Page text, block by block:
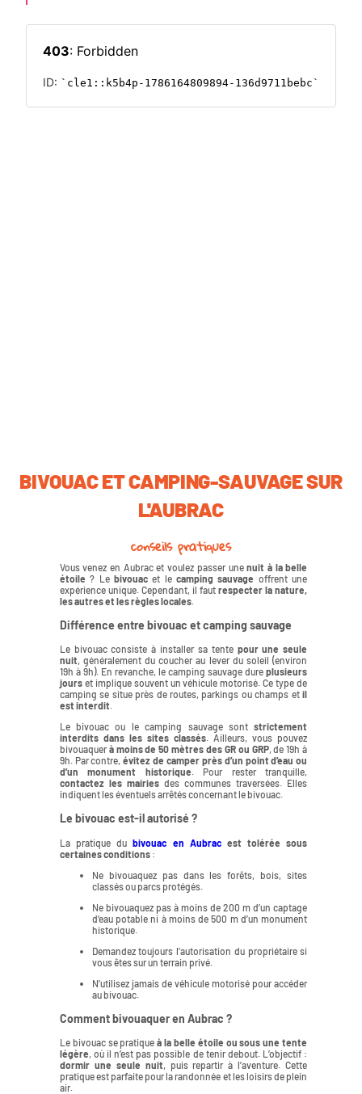
BIVOUAC ET CAMPING-SAUVAGE SUR
L'AUBRAC
conseils pratiques
Vous venez en Aubrac et voulez passer unenuit à la belle
étoile ? Le bivouacet lecamping sauvage offrent une
expérience unique. Cependant, il fautrespecter la nature,
les autres et les règles locales.
Différence entre bivouac et camping sauvage
Le bivouac consiste à installer sa tente pour une seule
nuit, généralement du coucher au lever du soleil (environ
19h à 9h). En revanche, le camping sauvage dureplusieurs
jourset implique souvent un véhicule motorisé. Ce type de
camping se situe près de routes, parkings ou champs etil
est interdit.
Le bivouac ou le camping sauvage sontstrictement
interdits dans les sites classés. Ailleurs, vous pouvez
bivouaquerà moins de 50 mètres des GR ou GRP, de 19h à
9h. Par contre,évitez de camper près d’un point d’eau ou
d’un monument historique. Pour rester tranquille,
contactez les mairiesdes communes traversées. Elles
indiquent les éventuels arrêtés concernant le bivouac.
Le bivouac est-il autorisé ?
La pratique du bivouac en Aubrac est tolérée sous
certaines conditions:
Ne bivouaquez pas dans les forêts, bois, sites
classés ou parcs protégés.
Ne bivouaquez pas à moins de 200 m d’un captage
d’eau potable ni à moins de 500 m d’un monument
historique.
Demandez toujours l’autorisation du propriétaire si
vous êtes sur un terrain privé.
N’utilisez jamais de véhicule motorisé pour accéder
au bivouac.
Comment bivouaquer en Aubrac ?
Le bivouac se pratiqueà la belle étoile ou sous une tente
légère , où il n’est pas possible de tenir debout. L’objectif :
dormir une seule nuit, puis repartir à l’aventure. Cette
pratique est parfaite pour la randonnée et les loisirs de plein
air.